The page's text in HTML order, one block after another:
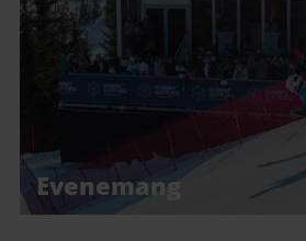
Evenemang